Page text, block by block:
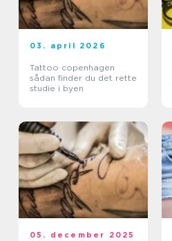
03. april 2026
Tattoo copenhagen
sådan finder du det rette
studie i byen
05. december 2025